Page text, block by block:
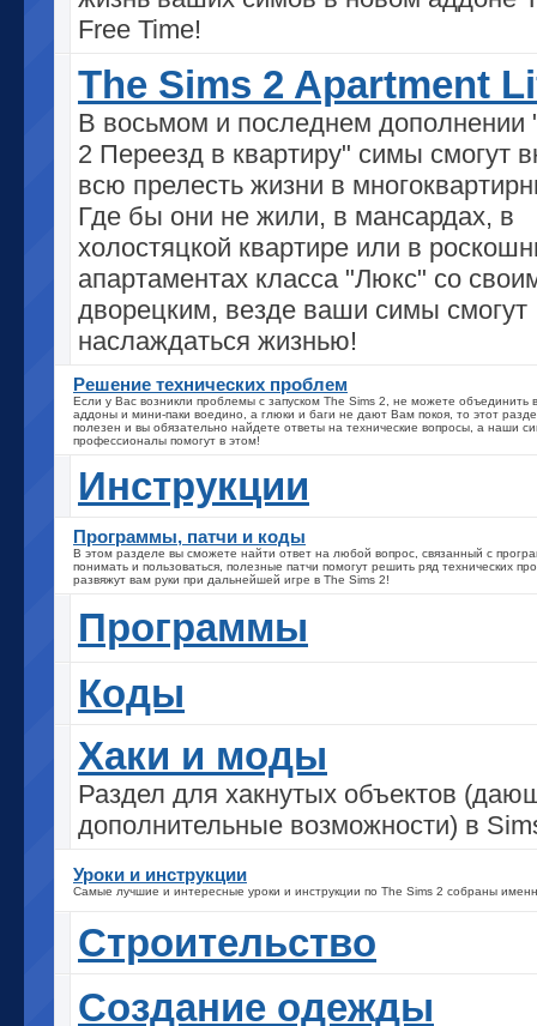
Free Time!
The Sims 2 Apartment
В восьмом и последнем дополнении
2 Переезд в квартиру" симы смогут
всю прелесть жизни в
Где бы они не жили, в мансардах, в
холостяцкой квартире или в
апартаментах класса "Люкс" со
дворецким, везде ваши симы смогут
наслаждаться жизнью!
Решение технических проблем
Если у Вас возникли проблемы с запуском The Sims 2, не можете объединить
аддоны и мини-паки воедино, а глюки и баги не дают Вам покоя, то этот
полезен и вы обязательно найдете ответы на технические вопросы, а наши
профессионалы помогут в этом!
Инструкции
Программы, патчи и коды
В этом разделе вы сможете найти ответ на любой вопрос, связанный с
понимать и пользоваться, полезные патчи помогут решить ряд технических
развяжут вам руки при дальнейшей игре в The Sims 2!
Программы
Коды
Хаки и моды
Раздел для хакнутых объектов
дополнительные возможности) в
Уроки и инструкции
Самые лучшие и интересные уроки и инструкции по The Sims 2 собраны
Строительство
Создание одежды